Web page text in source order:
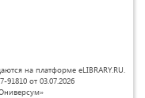
на платформе eLIBRARY.RU.
от 03.07.2026